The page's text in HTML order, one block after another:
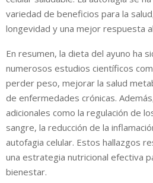
variedad de beneficios para la
longevidad y una mejor respuesta
En resumen, la dieta del ayuno ha
numerosos estudios científicos
perder peso, mejorar la salud
de enfermedades crónicas.
adicionales como la regulación de
sangre, la reducción de la
autofagia celular. Estos hallazgos
una estrategia nutricional efectiva
bienestar.